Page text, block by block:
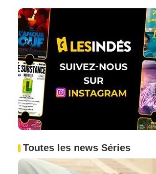
Toutes les news Séries